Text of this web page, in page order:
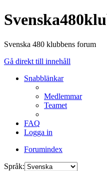
Svenska 480 klubbens forum
Gå direkt till innehåll
Snabblänkar
Medlemmar
Teamet
FAQ
Logga in
Forumindex
Språk: